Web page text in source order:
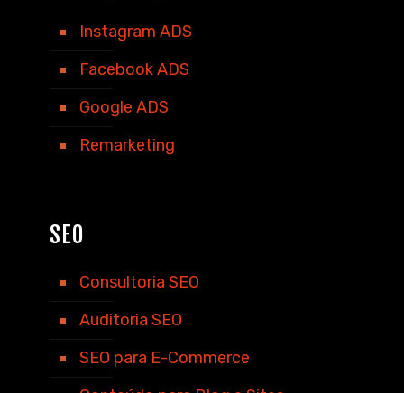
Instagram ADS
Facebook ADS
Google ADS
Remarketing
SEO
Consultoria SEO
Auditoria SEO
SEO para E-Commerce